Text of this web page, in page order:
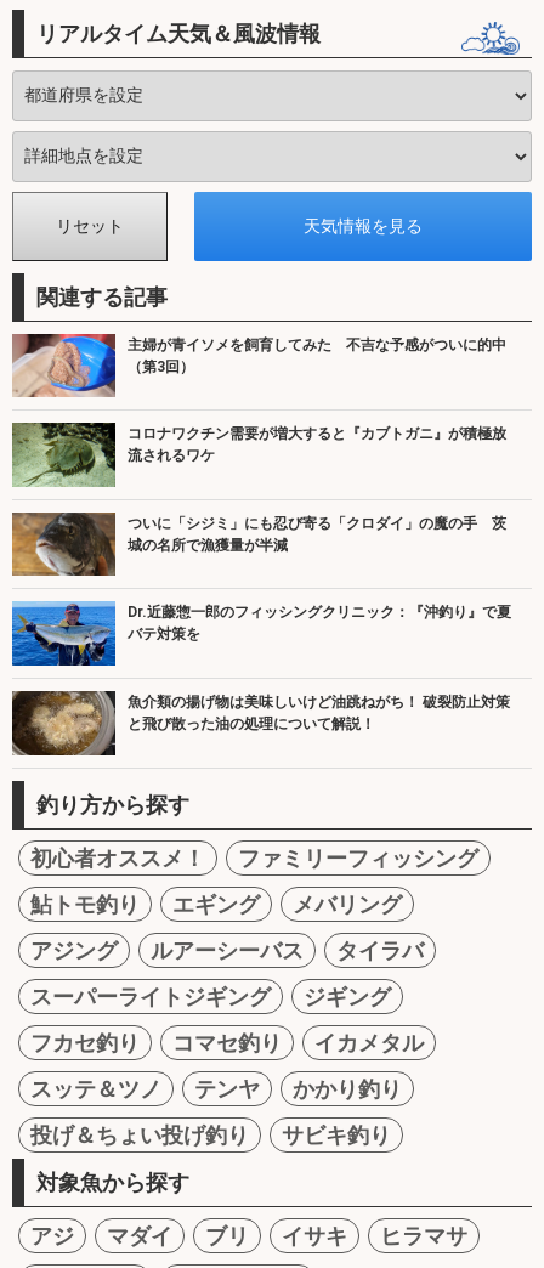
リアルタイム天気＆風波情報
関連する記事
主婦が青イソメを飼育してみた 不吉な予感がついに的中
（第3回）
コロナワクチン需要が増大すると『カブトガニ』が積極放
流されるワケ
ついに「シジミ」にも忍び寄る「クロダイ」の魔の手 茨
城の名所で漁獲量が半減
Dr.近藤惣一郎のフィッシングクリニック：『沖釣り』で夏
バテ対策を
魚介類の揚げ物は美味しいけど油跳ねがち！ 破裂防止対策
と飛び散った油の処理について解説！
釣り方から探す
初心者オススメ！
ファミリーフィッシング
鮎トモ釣り
エギング
メバリング
アジング
ルアーシーバス
タイラバ
スーパーライトジギング
ジギング
フカセ釣り
コマセ釣り
イカメタル
スッテ＆ツノ
テンヤ
かかり釣り
投げ＆ちょい投げ釣り
サビキ釣り
対象魚から探す
アジ マダイ ブリ イサキ
ヒラマサ